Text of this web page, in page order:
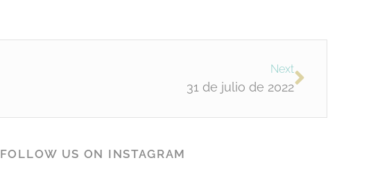
Next
31 de julio de 2022
FOLLOW US ON INSTAGRAM